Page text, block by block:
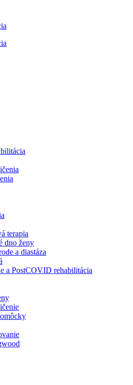
terapia
dno ženy
a diastáza
a PostCOVID rehabilitácia